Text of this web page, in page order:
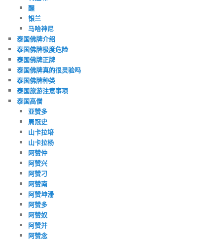
醒
银兰
马哈神尼
泰国佛牌介绍
泰国佛牌极度危险
泰国佛牌正牌
泰国佛牌真的很灵验吗
泰国佛牌种类
泰国旅游注意事项
泰国高僧
亚赞多
周冠史
山卡拉培
山卡拉杨
阿赞仲
阿赞兴
阿赞刁
阿赞南
阿赞坤潘
阿赞多
阿赞奴
阿赞并
阿赞念